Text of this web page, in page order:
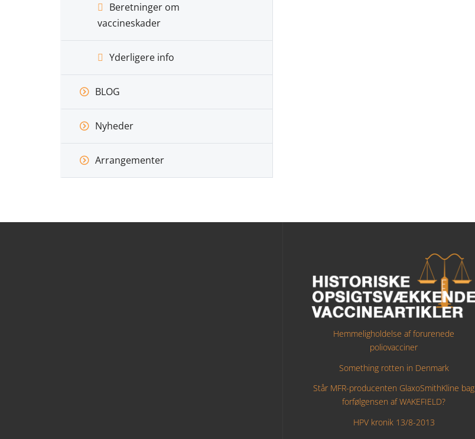
Beretninger om
vaccineskader
Yderligere info
BLOG
Nyheder
Arrangementer
Hemmeligholdelse af forurenede
poliovacciner
Something rotten in Denmark
Står MFR-producenten GlaxoSmithKline bag
forfølgensen af WAKEFIELD?
HPV kronik 13/8-2013